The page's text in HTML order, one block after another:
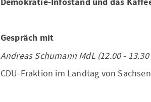
Gespräch mit
Andreas Schumann MdL (12.00 -
CDU-Fraktion im Landtag von